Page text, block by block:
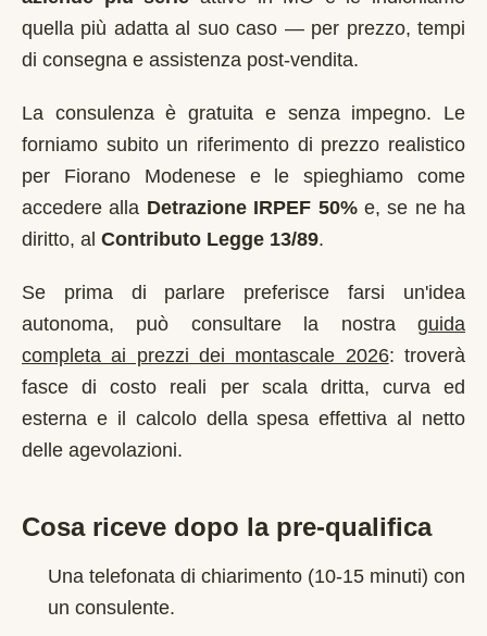
quella più adatta al suo caso — per prezzo, tempi
di consegna e assistenza post-vendita.
La consulenza è gratuita e senza impegno. Le
forniamo subito un riferimento di prezzo realistico
per Fiorano Modenesee le spieghiamo come
accedere alla Detrazione IRPEF 50%e, se ne ha
diritto, al Contributo Legge 13/89.
Se prima di parlare preferisce farsi un'idea
autonoma, può consultare la nostra
guida
completa ai prezzi dei montascale 2026: troverà
fasce di costo reali per scala dritta, curva ed
esterna e il calcolo della spesa effettiva al netto
delle agevolazioni.
Cosa riceve dopo la pre-qualifica
Una telefonata di chiarimento (10-15 minuti) con
un consulente.